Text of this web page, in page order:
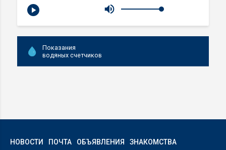
Показания
водяных счетчиков
НОВОСТИ ПОЧТА ОБЪЯВЛЕНИЯ
ЗНАКОМСТВА